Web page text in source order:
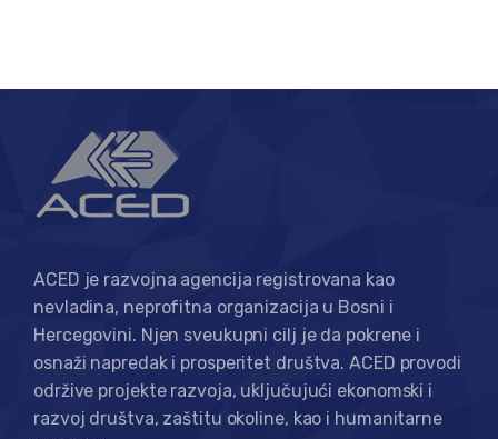
ACED je razvojna agencija registrovana kao
nevladina, neprofitna organizacija u Bosni i
Hercegovini. Njen sveukupni cilj je da pokrene i
osnaži napredak i prosperitet društva. ACED provodi
održive projekte razvoja, uključujući ekonomski i
razvoj društva, zaštitu okoline, kao i humanitarne